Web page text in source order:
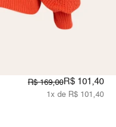
R$ 169,00R$ 101,40
1x de R$ 101,40